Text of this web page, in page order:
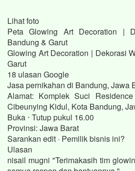
Lihat foto
Peta Glowing Art Decoration |
Bandung & Garut
Glowing Art Decoration | Dekorasi
Garut
18 ulasan Google
Jasa pernikahan di Bandung, Jawa
Alamat: Komplek Suci
Cibeunying Kidul, Kota Bandung,
Buka ⋅ Tutup pukul 16.00
Provinsi: Jawa Barat
Sarankan edit · Pemilik bisnis ini?
Ulasan
nisail mugni "Terimakasih tim